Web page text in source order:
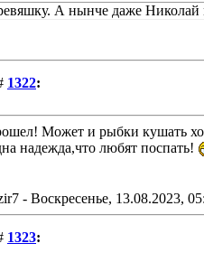
А нынче даже Николай
1322:
Может и рыбки кушать
надежда,что любят поспать!
- Воскресенье, 13.08.2023,
1323: